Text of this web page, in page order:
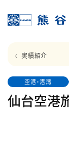
実績紹介
空港・港湾
仙台空港